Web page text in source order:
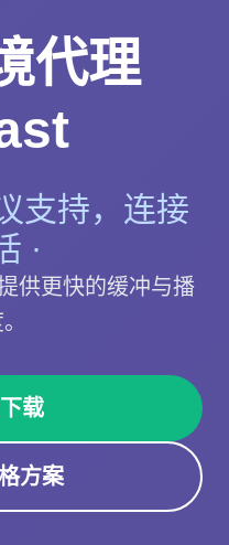
代理
支持，连接
·
供更快的缓冲与播
载
方案